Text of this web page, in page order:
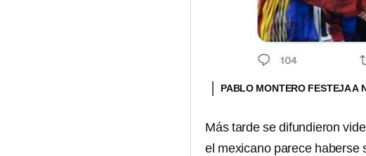
PABLO MONTERO FESTEJA A
Más tarde se difundieron
el mexicano parece haberse